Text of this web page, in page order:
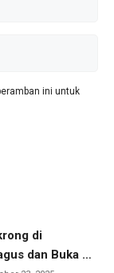
ini untuk
di
dan Buka 24